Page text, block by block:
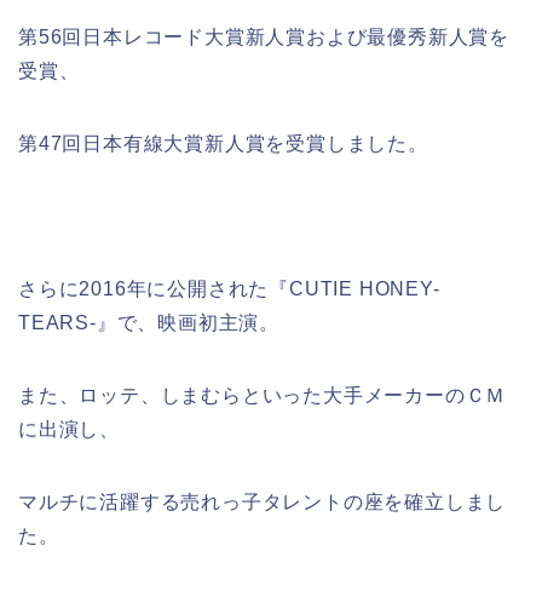
第56回日本レコード大賞新人賞および最優秀新人賞を
受賞、
第47回日本有線大賞新人賞を受賞しました。
さらに2016年に公開された『CUTIE HONEY-
TEARS-』で、映画初主演。
また、ロッテ、しまむらといった大手メーカーのＣＭ
に出演し、
マルチに活躍する売れっ子タレントの座を確立しまし
た。